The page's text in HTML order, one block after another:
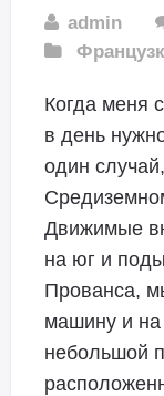
admin
Когда меня
в день
один
Движимые
на юг и
Прованса,
машину и на
небольшой